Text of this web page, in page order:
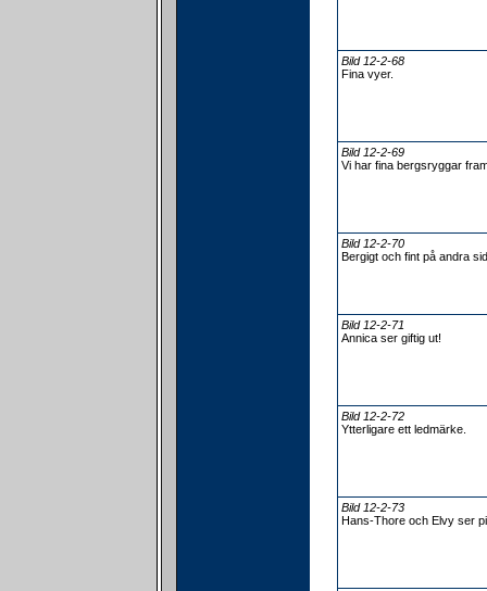
Bild 12-2-68
Fina vyer.
Bild 12-2-69
Vi har fina bergsryggar
Bild 12-2-70
Bergigt och fint på andra
Bild 12-2-71
Annica ser giftig ut!
Bild 12-2-72
Ytterligare ett ledmärke.
Bild 12-2-73
Hans-Thore och Elvy ser